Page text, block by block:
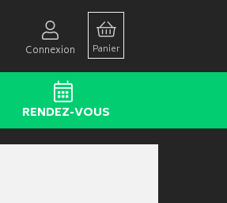
Connexion Panier
RENDEZ-VOUS